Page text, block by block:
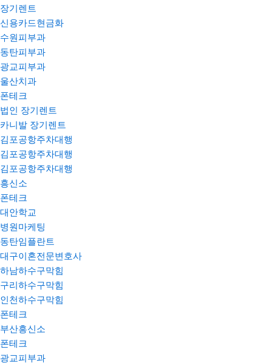
장기렌트
신용카드현금화
수원피부과
동탄피부과
광교피부과
울산치과
폰테크
법인 장기렌트
카니발 장기렌트
김포공항주차대행
김포공항주차대행
김포공항주차대행
흥신소
폰테크
대안학교
병원마케팅
동탄임플란트
대구이혼전문변호사
하남하수구막힘
구리하수구막힘
인천하수구막힘
폰테크
부산흥신소
폰테크
광교피부과